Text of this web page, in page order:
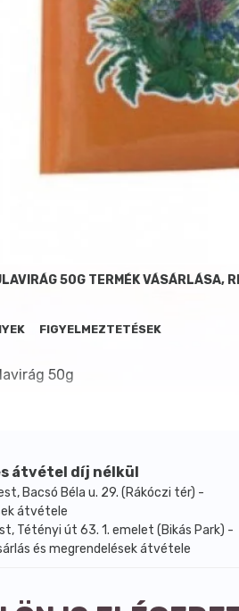
50G TERMÉK VÁSÁRLÁSA,
FIGYELMEZTETÉSEK
50g
átvétel díj nélkül
Bacsó Béla u. 29. (Rákóczi tér) -
átvétele
Tétényi út 63. 1. emelet (Bikás Park) -
és megrendelések átvétele